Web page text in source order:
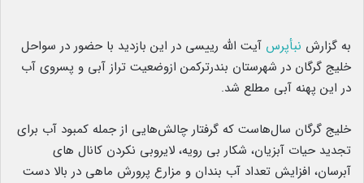
به گزارش نبأپرس آیت الله رییسی در این بازدید با حضور در سواحل
خلیج گرگان در شهرستان بندرترکمن ازوضعیت تراز آبی و پسروی آب
در این پهنه آبی مطلع شد.
خلیج گرگان سال‌هاست که گرفتار چالش‌هایی از جمله کمبود آب برای
تجدید حیات آبزیان، شکار بی رویه، لایروبی نکردن کانال های
آبرسان، افزایش تعداد آب بندان و مزارع پرورش ماهی در بالا دست